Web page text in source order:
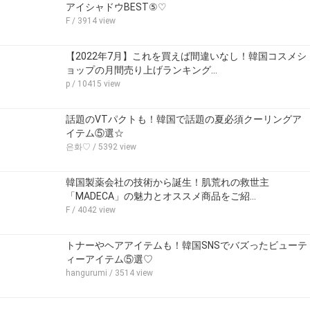
アイシャドウBEST⑤♡
F / 3914 view
【2022年7月】これを買えば間違いなし！韓国コスメシ
ョップの月間売り上げランキング…
p / 10415 view
話題のVTパクトも！韓国で話題の夏必須クーリングア
イテム⑤選☆
은화♡ / 5392 view
韓国製薬会社の技術から誕生！肌荒れの救世主
「MADECA」の魅力とオススメ商品をご紹…
F / 4042 view
トナーやヘアアイテムも！韓国SNSでバズったビューテ
ィーアイテム⑤選♡
hangurumi / 3514 view